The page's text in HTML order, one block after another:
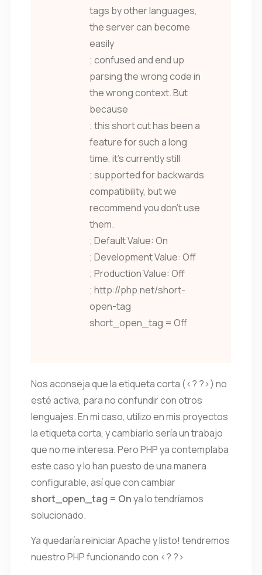
tags by other languages,
the server can become
easily
; confused and end up
parsing the wrong code in
the wrong context. But
because
; this short cut has been a
feature for such a long
time, it’s currently still
; supported for backwards
compatibility, but we
recommend you don’t use
them.
; Default Value: On
; Development Value: Off
; Production Value: Off
; http://php.net/short-
open-tag
short_open_tag = Off
Nos aconseja que la etiqueta corta (<? ?>) no
esté activa, para no confundir con otros
lenguajes. En mi caso, utilizo en mis proyectos
la etiqueta corta, y cambiarlo sería un trabajo
que no me interesa. Pero PHP ya contemplaba
este caso y lo han puesto de una manera
configurable, así que con cambiar
short_open_tag = Onya lo tendríamos
solucionado.
Ya quedaría reiniciar Apache y listo! tendremos
nuestro PHP funcionando con <? ?>